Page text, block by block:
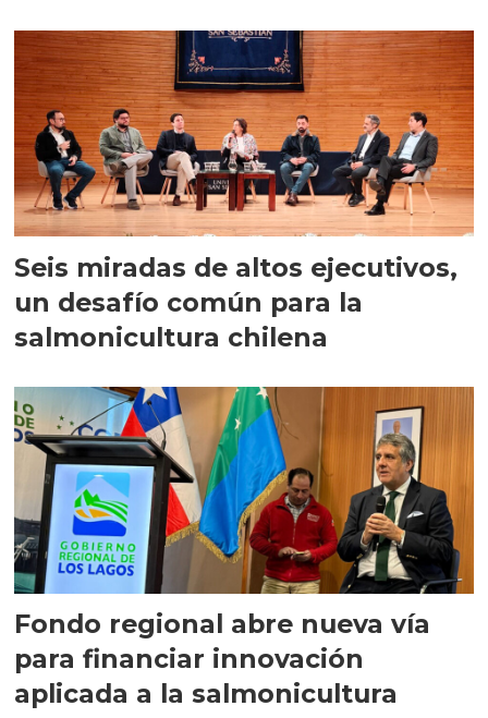
Seis miradas de altos ejecutivos,
un desafío común para la
salmonicultura chilena
Fondo regional abre nueva vía
para financiar innovación
aplicada a la salmonicultura